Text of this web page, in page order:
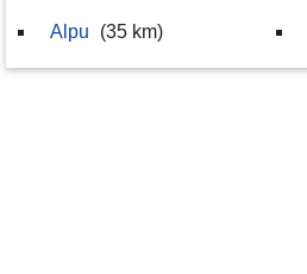
Alpu (35 km)